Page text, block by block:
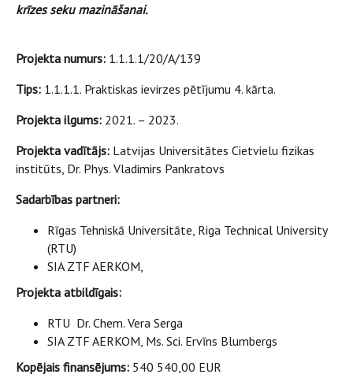
krīzes seku mazināšanai.
Projekta numurs: 1.1.1.1/20/A/139
Tips: 1.1.1.1. Praktiskas ievirzes pētījumu 4. kārta.
Projekta ilgums: 2021. – 2023.
Projekta vadītājs: Latvijas Universitātes Cietvielu fizikas
institūts, Dr. Phys. Vladimirs Pankratovs
Sadarbības partneri:
Rīgas Tehniskā Universitāte, Riga Technical University
(RTU)
SIA ZTF AERKOM,
Projekta atbildīgais:
RTU Dr. Chem. Vera Serga
SIA ZTF AERKOM, Ms. Sci. Ervīns Blumbergs
Kopējais finansējums: 540 540,00 EUR